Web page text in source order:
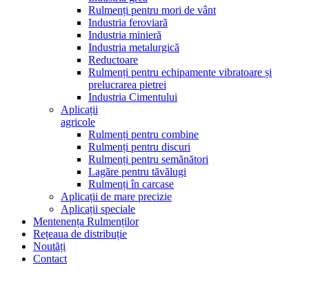
Rulmenți pentru mori de vânt
Industria feroviară
Industria minieră
Industria metalurgică
Reductoare
Rulmenți pentru echipamente vibratoare și
prelucrarea pietrei
Industria Cimentului
Aplicații
agricole
Rulmenți pentru combine
Rulmenți pentru discuri
Rulmenți pentru semănători
Lagăre pentru tăvălugi
Rulmenți în carcase
Aplicații de mare precizie
Aplicații speciale
Mentenența Rulmenților
Rețeaua de distribuție
Noutăți
Contact